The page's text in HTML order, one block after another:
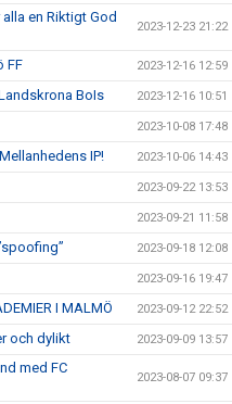
en Riktigt God
2023-12-23 21:22
FF 2023-12-16 12:59
BoIs 2023-12-16 10:51
2023-10-08 17:48
IP! 2023-10-06 14:43
2023-09-22 13:53
2023-09-21 11:58
2023-09-18 12:08
2023-09-16 19:47
I MALMÖ 2023-09-12 22:52
och dylikt 2023-09-09 13:57
med FC
2023-08-07 09:37